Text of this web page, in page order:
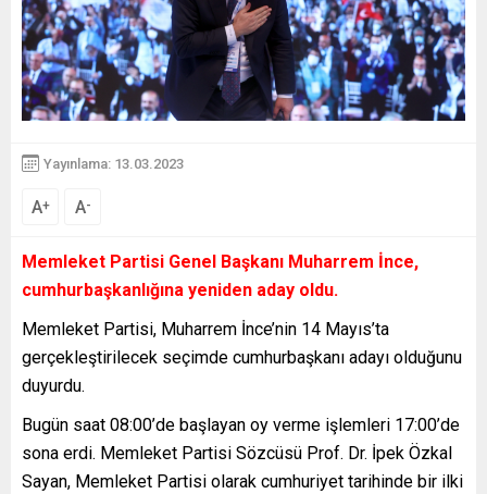
Yayınlama: 13.03.2023
A+ A-
Memleket Partisi Genel Başkanı Muharrem İnce,
cumhurbaşkanlığına yeniden aday oldu.
Memleket Partisi, Muharrem İnce’nin 14 Mayıs’ta
gerçekleştirilecek seçimde cumhurbaşkanı adayı olduğunu
duyurdu.
Bugün saat 08:00’de başlayan oy verme işlemleri 17:00’de
sona erdi. Memleket Partisi Sözcüsü Prof. Dr. İpek Özkal
Sayan, Memleket Partisi olarak cumhuriyet tarihinde bir ilki